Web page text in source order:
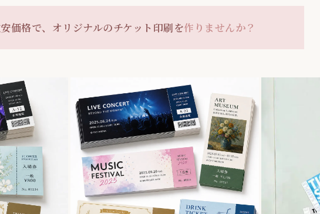
価格で、オリジナルのチケット印刷を作りませんか？